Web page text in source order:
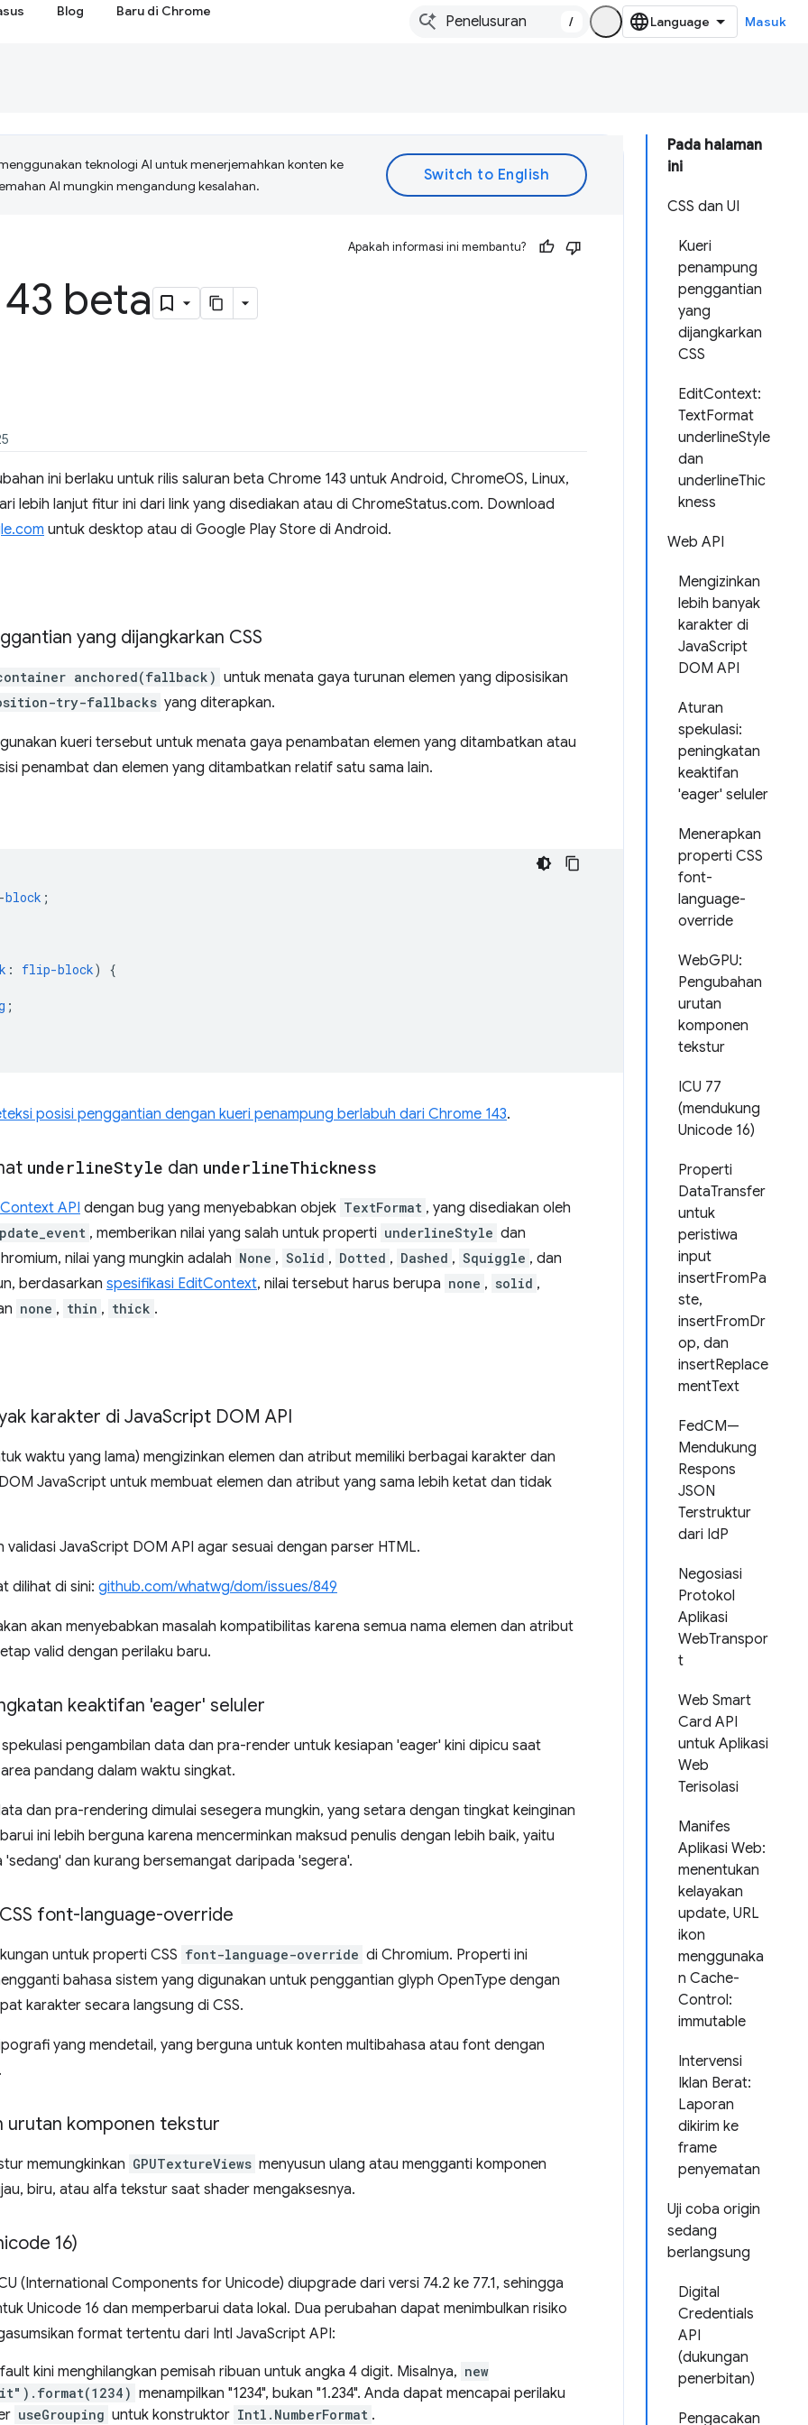
Blog Baru di Chrome
/ Masuk
Pada halaman
ini
CSS dan UI
Kueri
penampung
penggantian
yang
dijangkarkan
CSS
EditContext:
TextFormat
underlineStyle
dan
underlineThic
kness
Web API
Mengizinkan
lebih banyak
karakter di
JavaScript
DOM API
Aturan
spekulasi:
peningkatan
keaktifan
'eager' seluler
Menerapkan
properti CSS
font-
language-
override
WebGPU:
Pengubahan
urutan
komponen
tekstur
ICU 77
(mendukung
Unicode 16)
Properti
DataTransfer
untuk
peristiwa
input
insertFromPa
ste,
insertFromDr
op, dan
insertReplace
mentText
FedCM—
Mendukung
Respons
JSON
Terstruktur
dari IdP
Negosiasi
Protokol
Aplikasi
WebTranspor
t
Web Smart
Card API
untuk Aplikasi
Web
Terisolasi
Manifes
Aplikasi Web:
menentukan
kelayakan
update, URL
ikon
menggunaka
n Cache-
Control:
immutable
Intervensi
Iklan Berat:
Laporan
dikirim ke
frame
penyematan
Uji coba origin
sedang
berlangsung
Digital
Credentials
API
(dukungan
penerbitan)
Pengacakan
teknologi AI untuk menerjemahkan konten ke
AI mungkin mengandung kesalahan.
Apakah informasi ini membantu?
beta
ini berlaku untuk rilis saluran beta Chrome 143 untuk Android, ChromeOS, Linux,
lebih lanjut fitur ini dari link yang disediakan atau di ChromeStatus.com. Download
untuk desktop atau di Google Play Store di Android.
yang dijangkarkan CSS
anchored(fallback) untuk menata gaya turunan elemen yang diposisikan
try-fallbacks yang diterapkan.
kueri tersebut untuk menata gaya penambatan elemen yang ditambatkan atau
penambat dan elemen yang ditambatkan relatif satu sama lain.
block ;
: flip-block) {
;
posisi penggantian dengan kueri penampung berlabuh dari Chrome 143.
underlineStyle dan underlineThickness
API dengan bug yang menyebabkan objek TextFormat , yang disediakan oleh
, memberikan nilai yang salah untuk properti underlineStyle dan
nilai yang mungkin adalah None , Solid , Dotted , Dashed , Squiggle , dan
berdasarkan spesifikasi EditContext, nilai tersebut harus berupa none , solid ,
none , thin , thick .
karakter di JavaScript DOM API
waktu yang lama) mengizinkan elemen dan atribut memiliki berbagai karakter dan
JavaScript untuk membuat elemen dan atribut yang sama lebih ketat dan tidak
validasi JavaScript DOM API agar sesuai dengan parser HTML.
dilihat di sini: github.com/whatwg/dom/issues/849
akan menyebabkan masalah kompatibilitas karena semua nama elemen dan atribut
valid dengan perilaku baru.
keaktifan 'eager' seluler
pengambilan data dan pra-render untuk kesiapan 'eager' kini dipicu saat
pandang dalam waktu singkat.
dan pra-rendering dimulai sesegera mungkin, yang setara dengan tingkat keinginan
ini lebih berguna karena mencerminkan maksud penulis dengan lebih baik, yaitu
dan kurang bersemangat daripada 'segera'.
font-language-override
untuk properti CSS font-language-override di Chromium. Properti ini
bahasa sistem yang digunakan untuk penggantian glyph OpenType dengan
karakter secara langsung di CSS.
yang mendetail, yang berguna untuk konten multibahasa atau font dengan
urutan komponen tekstur
memungkinkan GPUTextureViews menyusun ulang atau mengganti komponen
biru, atau alfa tekstur saat shader mengaksesnya.
16)
(International Components for Unicode) diupgrade dari versi 74.2 ke 77.1, sehingga
Unicode 16 dan memperbarui data lokal. Dua perubahan dapat menimbulkan risiko
format tertentu dari Intl JavaScript API:
kini menghilangkan pemisah ribuan untuk angka 4 digit. Misalnya, new
menampilkan "1234", bukan "1.234". Anda dapat mencapai perilaku
useGrouping untuk konstruktor Intl.NumberFormat .